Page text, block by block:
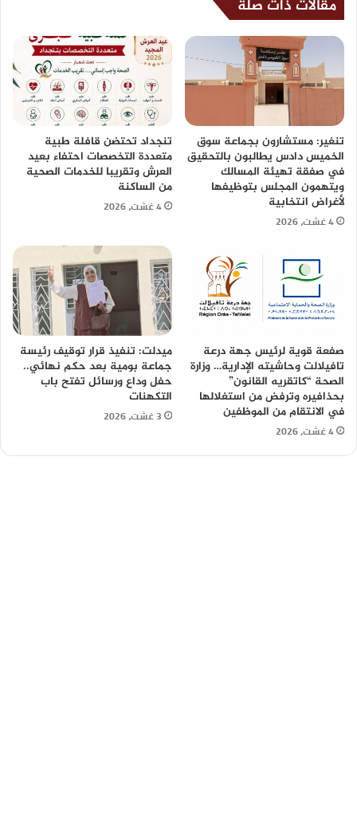
مقالات ذات صلة
تنغير: مستشارون بجماعة سوق
الخميس دادس يطالبون بالتحقيق
في صفقة تهيئة المسالك
ويتهمون المجلس بتوظيفها
لأغراض انتخابية
4 غشت، 2026
تنجداد تحتضن قافلة طبية
متعددة التخصصات احتفاء بعيد
العرش وتقريبا للخدمات الصحية
من الساكنة
4 غشت، 2026
صفعة قوية لرئيس جهة درعة
تافيلالت وحاشيته الإدارية… وزارة
الصحة “كاتقريه القانون”
بحذافيره وترفض من استغلالها
في الانتقام من الموظفين
4 غشت، 2026
ميدلت: تنفيذ قرار توقيف رئيسة
جماعة بومية بعد حكم نهائي..
حفل وداع ورسائل تفتح باب
التكهنات
3 غشت، 2026